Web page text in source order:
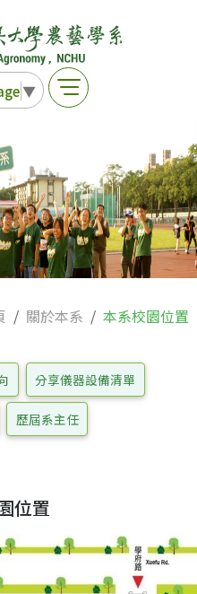
▼
關於本系 本系校園位置
分享儀器設備清單
歷屆系主任
位置